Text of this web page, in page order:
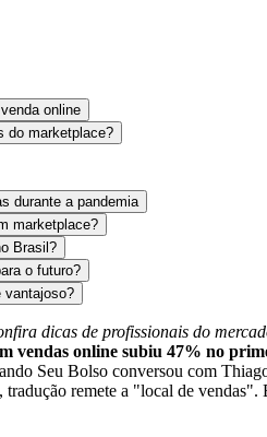
online
do marketplace?
durante a pandemia
marketplace?
Brasil?
o futuro?
vantajoso?
dicas de profissionais do
vendas online subiu 47% no
Seu Bolso conversou com
remete a "local de